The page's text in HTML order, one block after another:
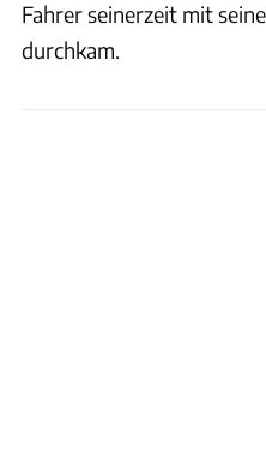
Fahrer seinerzeit mit
durchkam.